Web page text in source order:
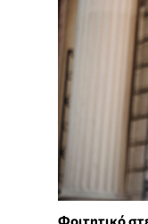
Φοιτητικό